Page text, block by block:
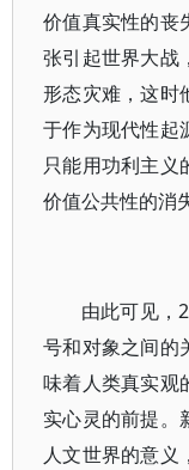
价值真实性的丧
张引起世界大战
形态灾难，这时
于作为现代性起
只能用功利主义
价值公共性的消
由此可见，
号和对象之间的
味着人类真实观
实心灵的前提。
人文世界的意义